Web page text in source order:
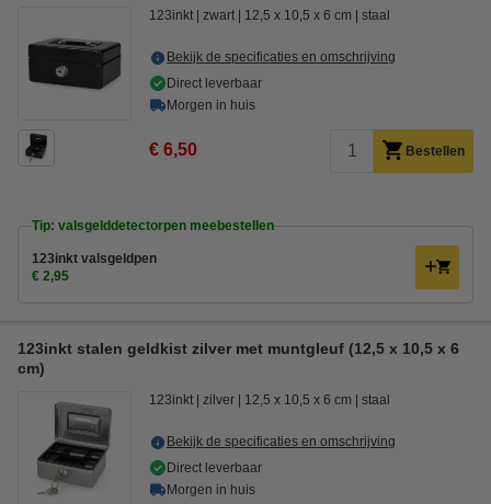
123inkt zwart 12,5 x 10,5 x 6 cm staal
Bekijk de specificaties en omschrijving
Direct leverbaar
Morgen in huis
€ 6,50 Bestellen
Tip: valsgelddetectorpen meebestellen
123inkt valsgeldpen
€ 2,95
123inkt stalen geldkist zilver met muntgleuf (12,5 x 10,5 x 6
cm)
123inkt zilver 12,5 x 10,5 x 6 cm staal
Bekijk de specificaties en omschrijving
Direct leverbaar
Morgen in huis